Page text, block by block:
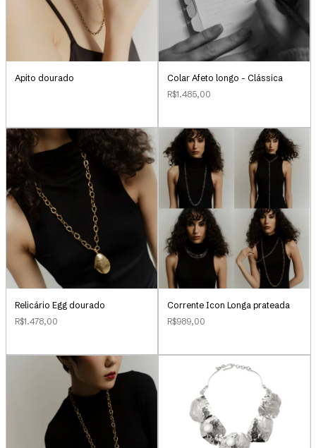
Apito dourado
Colar Afeto longo - Clássica
R$1.485,00
Relicário Egg dourado
R$1.478,00
Corrente Icon Longa prateada
R$989,00